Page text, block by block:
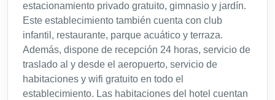
estacionamiento privado gratuito, gimnasio y jardín.
Este establecimiento también cuenta con club
infantil, restaurante, parque acuático y terraza.
Además, dispone de recepción 24 horas, servicio de
traslado al y desde el aeropuerto, servicio de
habitaciones y wifi gratuito en todo el
establecimiento. Las habitaciones del hotel cuentan